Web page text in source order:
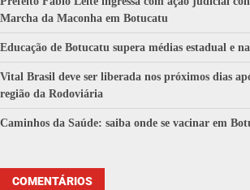
Marcha da Maconha em Botucatu
Educação de Botucatu supera médias estadual e
Vital Brasil deve ser liberada nos próximos dias
região da Rodoviária
Caminhos da Saúde: saiba onde se vacinar em
COMENTÁRIOS